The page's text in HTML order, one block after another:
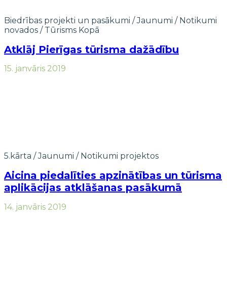
Biedrības projekti un pasākumi /Jaunumi / Notikumi
novados / Tūrisms Kopā
Atklāj Pierīgas tūrisma dažādību
15. janvāris 2019
5.kārta /Jaunumi / Notikumi projektos
Aicina piedalīties apzinātības un tūrisma
aplikācijas atklāšanas pasākumā
14. janvāris 2019